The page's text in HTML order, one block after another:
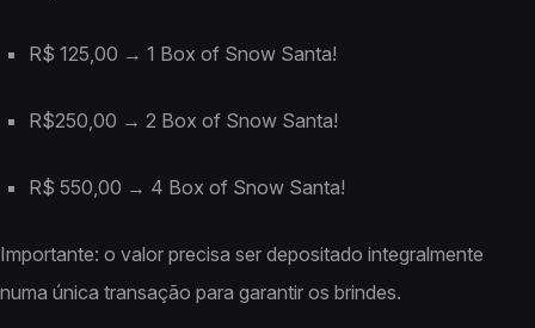
R$ 125,00 → 1 Box of Snow Santa!
R$250,00 → 2 Box of Snow Santa!
R$ 550,00 → 4 Box of Snow Santa!
Importante: o valor precisa ser depositado integralmente
numa única transação para garantir os brindes.